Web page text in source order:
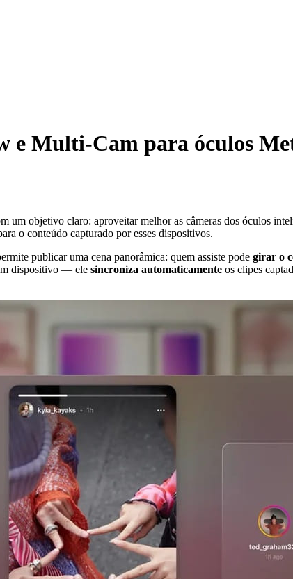
e Multi-Cam para óculos
um objetivo claro: aproveitar melhor as câmeras dos óculos
o conteúdo capturado por esses dispositivos.
publicar uma cena panorâmica: quem assiste pode girar o
dispositivo — ele sincroniza automaticamente os clipes